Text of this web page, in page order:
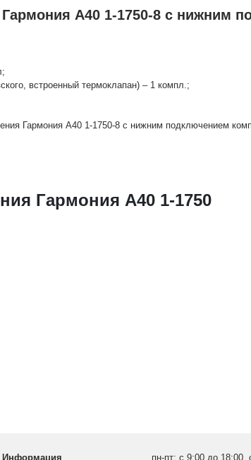
А40 1-1750-8 с нижним
встроенный термоклапан) – 1 компл.;
Гармония А40 1-1750-8 с нижним подключением
Гармония А40 1-1750
Информация
пн-пт: с 9:00 до 18:00,